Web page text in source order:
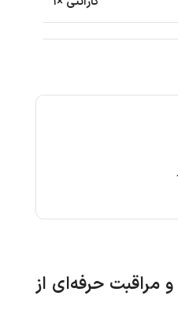
حرفه‌ای از